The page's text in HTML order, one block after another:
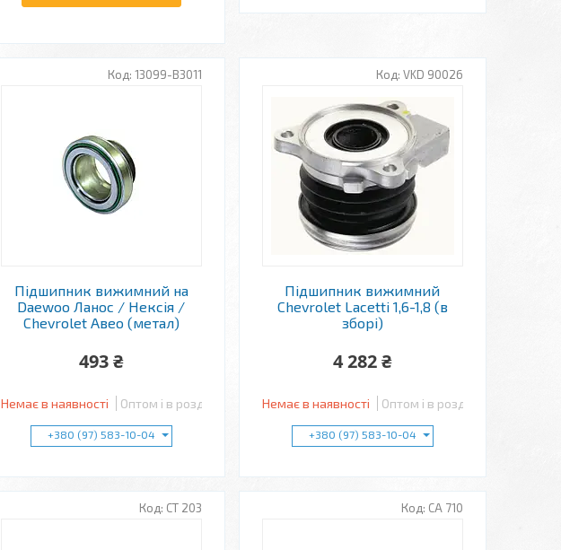
13099-B3011
Підшипник вижимний на
Daewoo Ланос / Нексія /
Chevrolet Авео (метал)
493 ₴
Немає в наявності Оптом і в роздріб
+380 (97) 583-10-04
VKD 90026
Підшипник вижимний
Chevrolet Lacetti 1,6-1,8 (в
зборі)
4 282 ₴
Немає в наявності Оптом і в роздріб
+380 (97) 583-10-04
CT 203 CA 710